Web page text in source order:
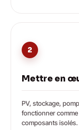
2
Mettre en
PV, stockage,
fonctionner
composants isolés.